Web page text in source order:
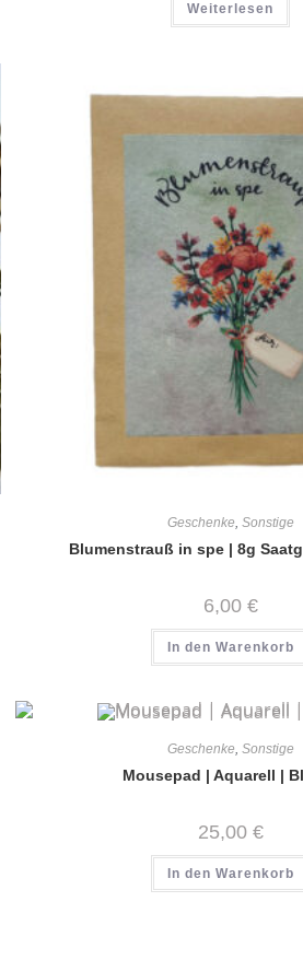
Weiterlesen
Geschenke Sonstige
Blumenstrauß in spe | 8g
6,00 €
In den Warenkorb
Geschenke, Sonstige
Mousepad | Aquarell |
25,00 €
In den Warenkorb